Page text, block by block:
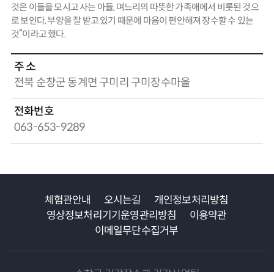
것은 이들을 모시고 사는 아들, 며느리의 따뜻한 가족애에서 비롯된 것으
로 보인다. 부양을 잘 받고 있기 때문에 마음이 편안해져 장수할 수 있는
것”이라고 했다.
주 소
전북 순창군 동계면 구미리 구미장수마을
전화번호
063-653-9289
체험관안내 오시는길
개인정보처리방침
영상정보처리기기운영관리방침
이용약관
이메일무단수집거부